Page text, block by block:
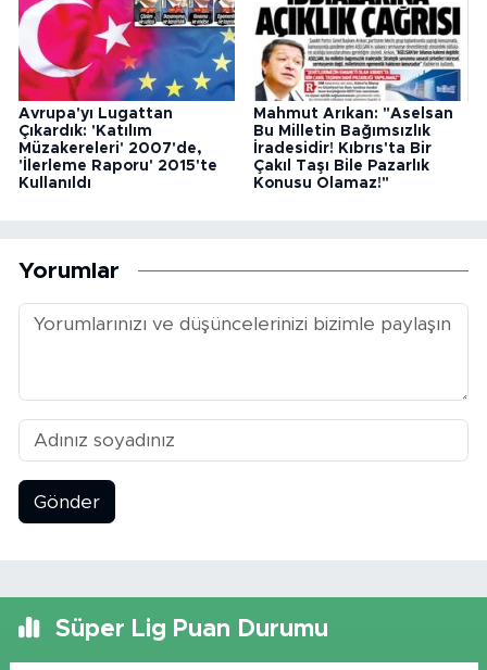
Avrupa'yı Lugattan
Çıkardık: 'Katılım
Müzakereleri' 2007'de,
'İlerleme Raporu' 2015'te
Kullanıldı
Mahmut Arıkan: "Aselsan
Bu Milletin Bağımsızlık
İradesidir! Kıbrıs'ta Bir
Çakıl Taşı Bile Pazarlık
Konusu Olamaz!"
Yorumlar
Gönder
Süper Lig Puan Durumu